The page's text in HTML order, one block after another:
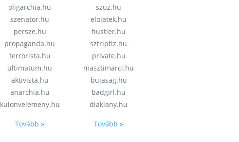
oligarchia.hu
szenator.hu
persze.hu
propaganda.hu
terrorista.hu
ultimatum.hu
aktivista.hu
anarchia.hu
kulonvelemeny.hu
Tovább »
szuz.hu
elojatek.hu
hustler.hu
sztriptiz.hu
private.hu
masztimarci.hu
bujasag.hu
badgirl.hu
diaklany.hu
Tovább »